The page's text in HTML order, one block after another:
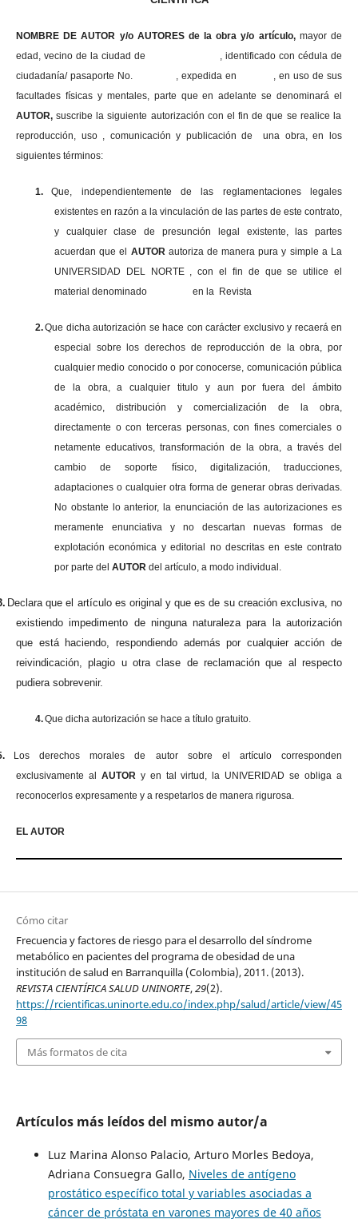
NOMBRE DE AUTOR y/o AUTORES de la obra y/o artículo, mayor de
edad, vecino de la ciudad de , identificado con cédula de
ciudadanía/ pasaporte No. , expedida en , en uso de sus
facultades físicas y mentales, parte que en adelante se denominará el
AUTOR,suscribe la siguiente autorización con el fin de que se realice la
reproducción, uso , comunicación y publicación de una obra, en los
siguientes términos:
1.
Que, independientemente de las reglamentaciones legales
existentes en razón a la vinculación de las partes de este contrato,
y cualquier clase de presunción legal existente, las partes
acuerdan que el AUTOR autoriza de manera pura y simple a La
UNIVERSIDAD DEL NORTE , con el fin de que se utilice el
material denominado en la Revista
2.Que dicha autorización se hace con carácter exclusivo y recaerá en
especial sobre los derechos de reproducción de la obra, por
cualquier medio conocido o por conocerse, comunicación pública
de la obra, a cualquier titulo y aun por fuera del ámbito
académico, distribución y comercialización de la obra,
directamente o con terceras personas, con fines comerciales o
netamente educativos, transformación de la obra, a través del
cambio de soporte físico, digitalización, traducciones,
adaptaciones o cualquier otra forma de generar obras derivadas.
No obstante lo anterior, la enunciación de las autorizaciones es
meramente enunciativa y no descartan nuevas formas de
explotación económica y editorial no descritas en este contrato
por parte del AUTORdel artículo, a modo individual.
Declara que el artículo es original y que es de su creación exclusiva, no
existiendo impedimento de ninguna naturaleza para la autorización
que está haciendo, respondiendo además por cualquier acción de
reivindicación, plagio u otra clase de reclamación que al respecto
pudiera sobrevenir.
4.Que dicha autorización se hace a título gratuito.
Los derechos morales de autor sobre el artículo corresponden
exclusivamente al AUTOR y en tal virtud, la UNIVERIDAD se obliga a
reconocerlos expresamente y a respetarlos de manera rigurosa.
EL AUTOR
Cómo citar
Frecuencia y factores de riesgo para el desarrollo del síndrome
metabólico en pacientes del programa de obesidad de una
institución de salud en Barranquilla (Colombia), 2011. (2013).
REVISTA CIENTÍFICA SALUD UNINORTE,29(2).
https://rcientificas.uninorte.edu.co/index.php/salud/article/view/45
98
Más formatos de cita
Artículos más leídos del mismo autor/a
Luz Marina Alonso Palacio, Arturo Morles Bedoya,
Adriana Consuegra Gallo, Niveles de antígeno
prostático específico total y variables asociadas a
cáncer de próstata en varones mayores de 40 años